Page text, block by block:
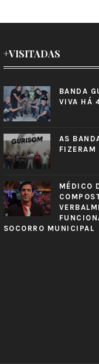
+VISITADAS
BANDA
VIVA HÁ
AS
FIZERAM
MÉDICO
SOCORRO MUNICIPAL